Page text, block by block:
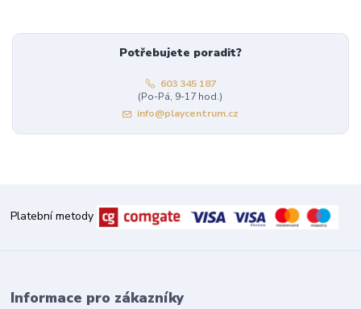
Potřebujete poradit?
603 345 187
(Po-Pá, 9-17 hod.)
info@playcentrum.cz
Platební metody
Informace pro zákazníky